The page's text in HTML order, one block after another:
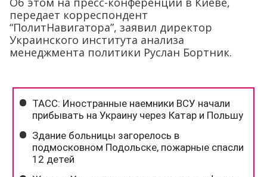
передает корреспондент
“ПолитНавигатора”, заявил директор
Украинского института анализа
менеджмента политики Руслан Бортник.